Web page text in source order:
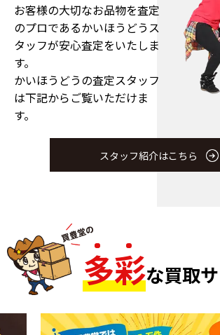
お客様の大切なお品物を査定
のプロであるかいほうどうス
タッフが安心査定をいたしま
す。
かいほうどうの査定スタッフ
は下記からご覧いただけま
す。
スタッフ紹介はこちら
多彩な買取